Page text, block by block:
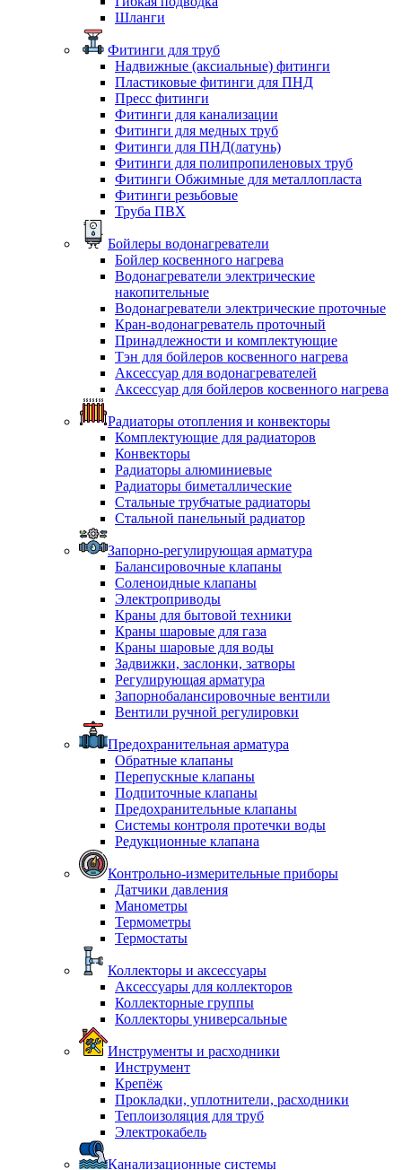
Шланги
Фитинги для труб
Надвижные (аксиальные) фитинги
Пластиковые фитинги для ПНД
Пресс фитинги
Фитинги для канализации
Фитинги для медных труб
Фитинги для ПНД(латунь)
Фитинги для полипропиленовых труб
Фитинги Обжимные для металлопласта
Фитинги резьбовые
Труба ПВХ
Бойлеры водонагреватели
Бойлер косвенного нагрева
Водонагреватели электрические
накопительные
Водонагреватели электрические проточные
Кран-водонагреватель проточный
Принадлежности и комплектующие
Тэн для бойлеров косвенного нагрева
Аксессуар для водонагревателей
Аксессуар для бойлеров косвенного нагрева
Радиаторы отопления и конвекторы
Комплектующие для радиаторов
Конвекторы
Радиаторы алюминиевые
Радиаторы биметаллические
Стальные трубчатые радиаторы
Стальной панельный радиатор
Запорно-регулирующая арматура
Балансировочные клапаны
Соленоидные клапаны
Электроприводы
Краны для бытовой техники
Краны шаровые для газа
Краны шаровые для воды
Задвижки, заслонки, затворы
Регулирующая арматура
Запорнобалансировочные вентили
Вентили ручной регулировки
Предохранительная арматура
Обратные клапаны
Перепускные клапаны
Подпиточные клапаны
Предохранительные клапаны
Системы контроля протечки воды
Редукционные клапана
Контрольно-измерительные приборы
Датчики давления
Манометры
Термометры
Термостаты
Коллекторы и аксессуары
Аксессуары для коллекторов
Коллекторные группы
Коллекторы универсальные
Инструменты и расходники
Инструмент
Крепёж
Прокладки, уплотнители, расходники
Теплоизоляция для труб
Электрокабель
Канализационные системы